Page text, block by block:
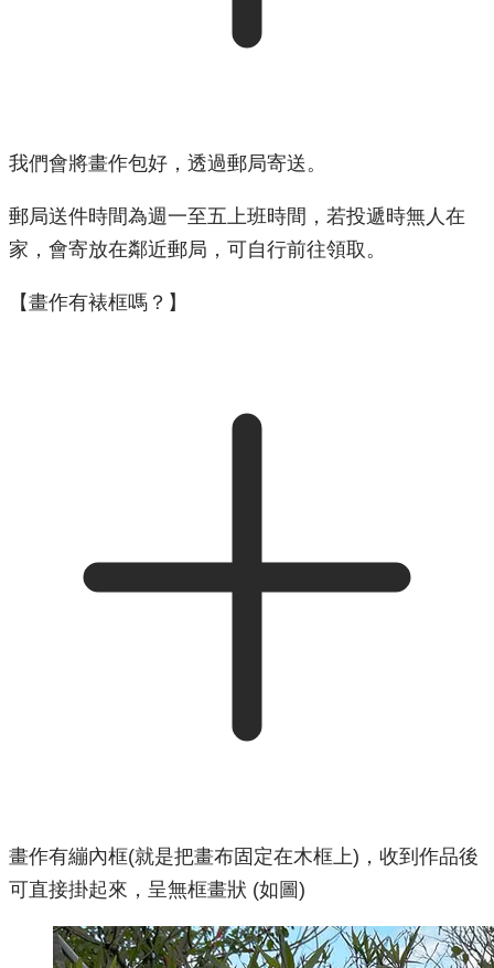
我們會將畫作包好，透過郵局寄送。
郵局送件時間為週一至五上班時間，若投遞時無人在
家，會寄放在鄰近郵局，可自行前往領取。
【畫作有裱框嗎？】
畫作有繃內框(就是把畫布固定在木框上)，收到作品後
可直接掛起來，呈無框畫狀 (如圖)